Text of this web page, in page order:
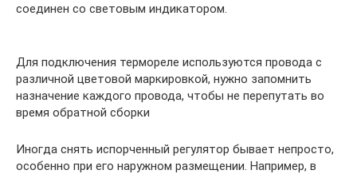
соединен со световым индикатором.
Для подключения термореле используются провода с
различной цветовой маркировкой, нужно запомнить
назначение каждого провода, чтобы не перепутать во
время обратной сборки
Иногда снять испорченный регулятор бывает непросто,
особенно при его наружном размещении. Например, в